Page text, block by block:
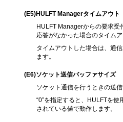
(E5)HULFT Managerタイムアウト
HULFT Managerからの要求受
応答がなかった場合のタイム
タイムアウトした場合は、通
ます。
(E6)ソケット送信バッファサイズ
ソケット通信を行うときの送
“0”を指定すると、HULFTを
されている値で動作します。